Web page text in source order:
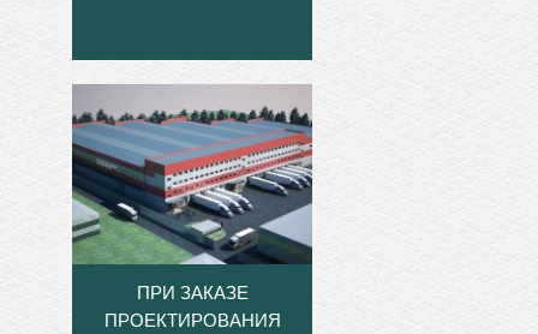
ПРИ ЗАКАЗЕ
ПРОЕКТИРОВАНИЯ